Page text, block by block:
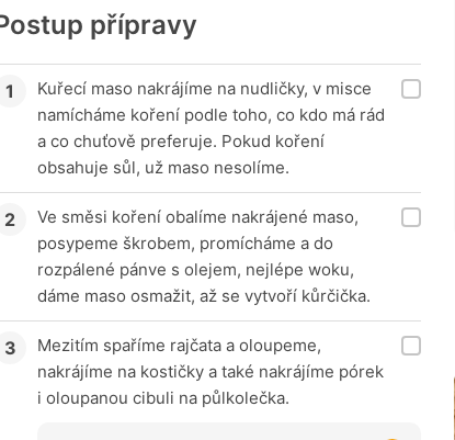
přípravy
Kuřecí maso nakrájíme na nudličky, v misce
namícháme koření podle toho, co kdo má rád
a co chuťově preferuje. Pokud koření
obsahuje sůl, už maso nesolíme.
Ve směsi koření obalíme nakrájené maso,
posypeme škrobem, promícháme a do
rozpálené pánve s olejem, nejlépe woku,
dáme maso osmažit, až se vytvoří kůrčička.
Mezitím spaříme rajčata a oloupeme,
nakrájíme na kostičky a také nakrájíme pórek
i oloupanou cibuli na půlkolečka.